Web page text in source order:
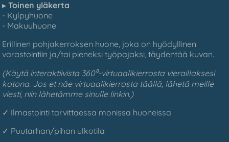
▸Toinen yläkerta
- Kylpyhuone
- Makuuhuone
Erillinen pohjakerroksen huone, joka on hyödyllinen
varastointiin ja/tai pieneksi työpajaksi, täydentää kuvan.
(Käytä interaktiivista 360⁰-virtuaalikierrosta vieraillaksesi
kotona. Jos et näe virtuaalikierrosta täällä, lähetä meille
viesti, niin lähetämme sinulle linkin.)
✓ Ilmastointi tarvittaessa monissa huoneissa
✓ Puutarhan/pihan ulkotila